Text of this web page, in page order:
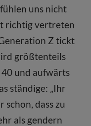
uns nicht
richtig vertreten
Z tickt
größtenteils
und aufwärts
ständige: „Ihr
dass zu
als gendern